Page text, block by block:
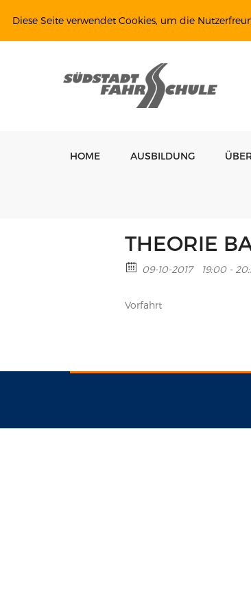
HOME AUSBILDUNG
THEORIE
09-10-2017 19:00 -
Vorfahrt
Diese Seite verwendet Cookies, um die